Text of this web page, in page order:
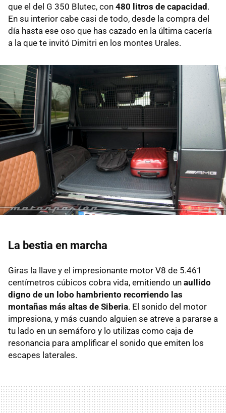
que el del G 350 Blutec, con 480 litros de capacidad.
En su interior cabe casi de todo, desde la compra del
día hasta ese oso que has cazado en la última cacería
a la que te invitó Dimitri en los montes Urales.
La bestia en marcha
Giras la llave y el impresionante motor V8 de 5.461
centímetros cúbicos cobra vida, emitiendo un aullido
digno de un lobo hambriento recorriendo las
montañas más altas de Siberia. El sonido del motor
impresiona, y más cuando alguien se atreve a pararse a
tu lado en un semáforo y lo utilizas como caja de
resonancia para amplificar el sonido que emiten los
escapes laterales.